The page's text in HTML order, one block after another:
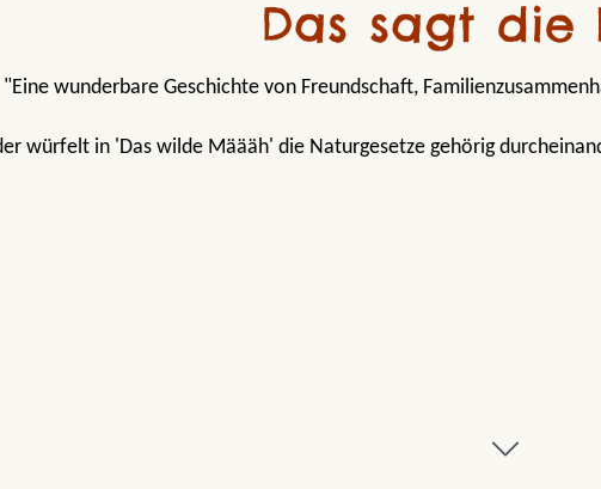
Das sagt die
"Eine wunderbare Geschichte von Freundschaft,
würfelt in 'Das wilde Määäh' die Naturgesetze gehörig